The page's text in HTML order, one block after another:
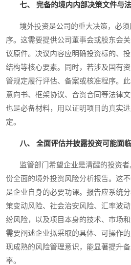
七、 完备的境内内部决策文件与
境外投资是公司的重大决策，必须
序。这需要提供公司董事会或股东会
议原件。决议内容应明确投资标的、
结构等核心要素。同时，若涉及国有
管规定履行评估、备案或核准程序。
意向书、框架协议、合资合同等法律
也是必备材料，用以证明项目的真实
定。
八、 全面评估并披露投资可能面
监管部门希望企业是清醒的投资者
份全面的境外投资风险分析报告。这
是企业自身的必要功课。报告应系统
策变动风险、社会治安风险、汇率波
纷风险，以及项目本身的技术、市场
需要阐述企业拟采取的具体、可操作
现成熟的风险管理意识，能显著提升
率。